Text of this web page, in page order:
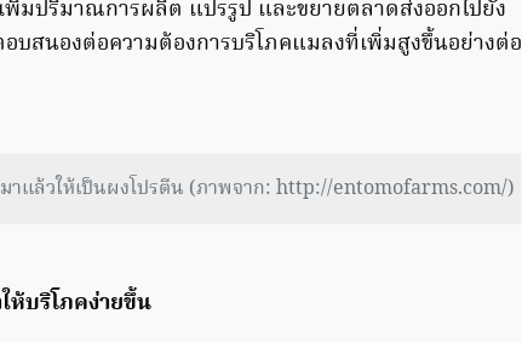
พิ่มปริมาณการผลิต แปรรูป และขยายตลาดส่งออกไปยัง
บสนองต่อความต้องการบริโภคแมลงที่เพิ่มสูงขึ้นอย่างต่อ
แล้วให้เป็นผงโปรตีน (ภาพจาก: http://entomofarms.com/)
ห้บริโภคง่ายขึ้น